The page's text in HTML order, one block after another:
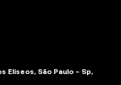
Elíseos, São Paulo - Sp,